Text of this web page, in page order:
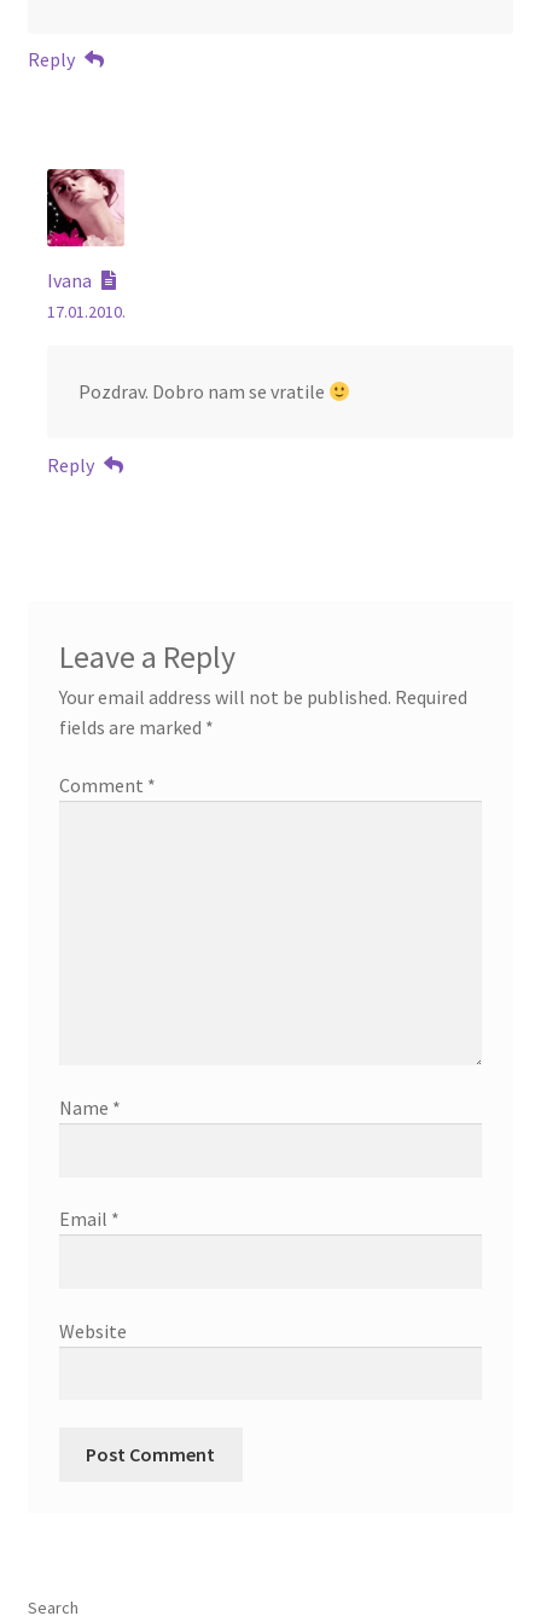
Reply
Ivana
17.01.2010.
Pozdrav. Dobro nam se vratile
Reply
Leave a Reply
Your email address will not be published. Required
fields are marked *
Comment *
Name *
Email *
Website
Search